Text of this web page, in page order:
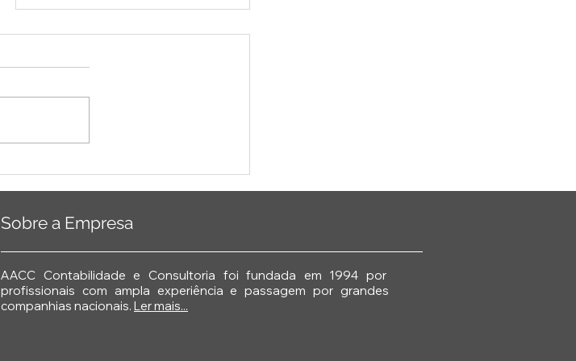
Sobre a Empresa
AACC Contabilidade e Consultoria foi fundada em 1994 por
profissionais com ampla experiência e passagem por grandes
companhias nacionais. Ler mais...